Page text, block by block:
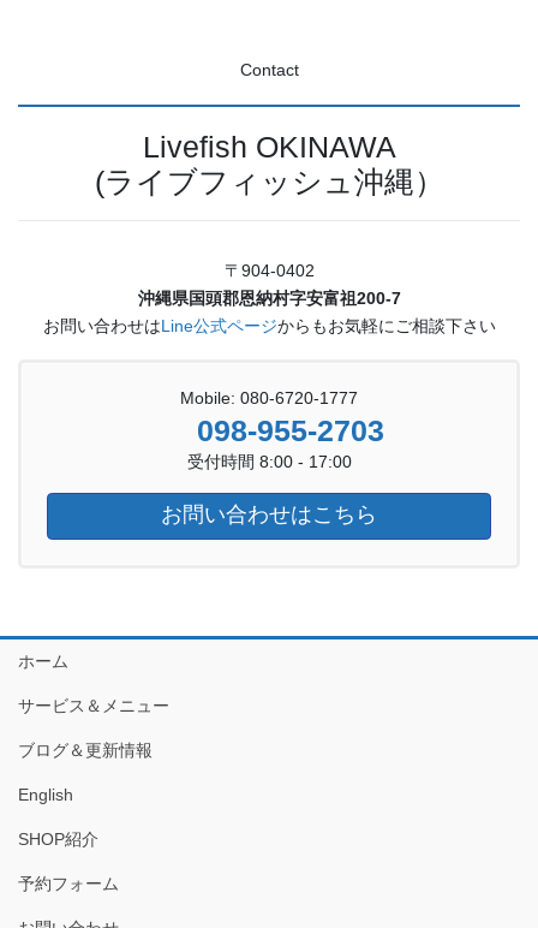
Contact
Livefish OKINAWA
(ライブフィッシュ沖縄）
〒904-0402
沖縄県国頭郡恩納村字安富祖200-7
お問い合わせはLine公式ページからもお気軽にご相談下さい
Mobile: 080-6720-1777
098-955-2703
受付時間 8:00 - 17:00
お問い合わせはこちら
ホーム
サービス＆メニュー
ブログ＆更新情報
English
SHOP紹介
予約フォーム